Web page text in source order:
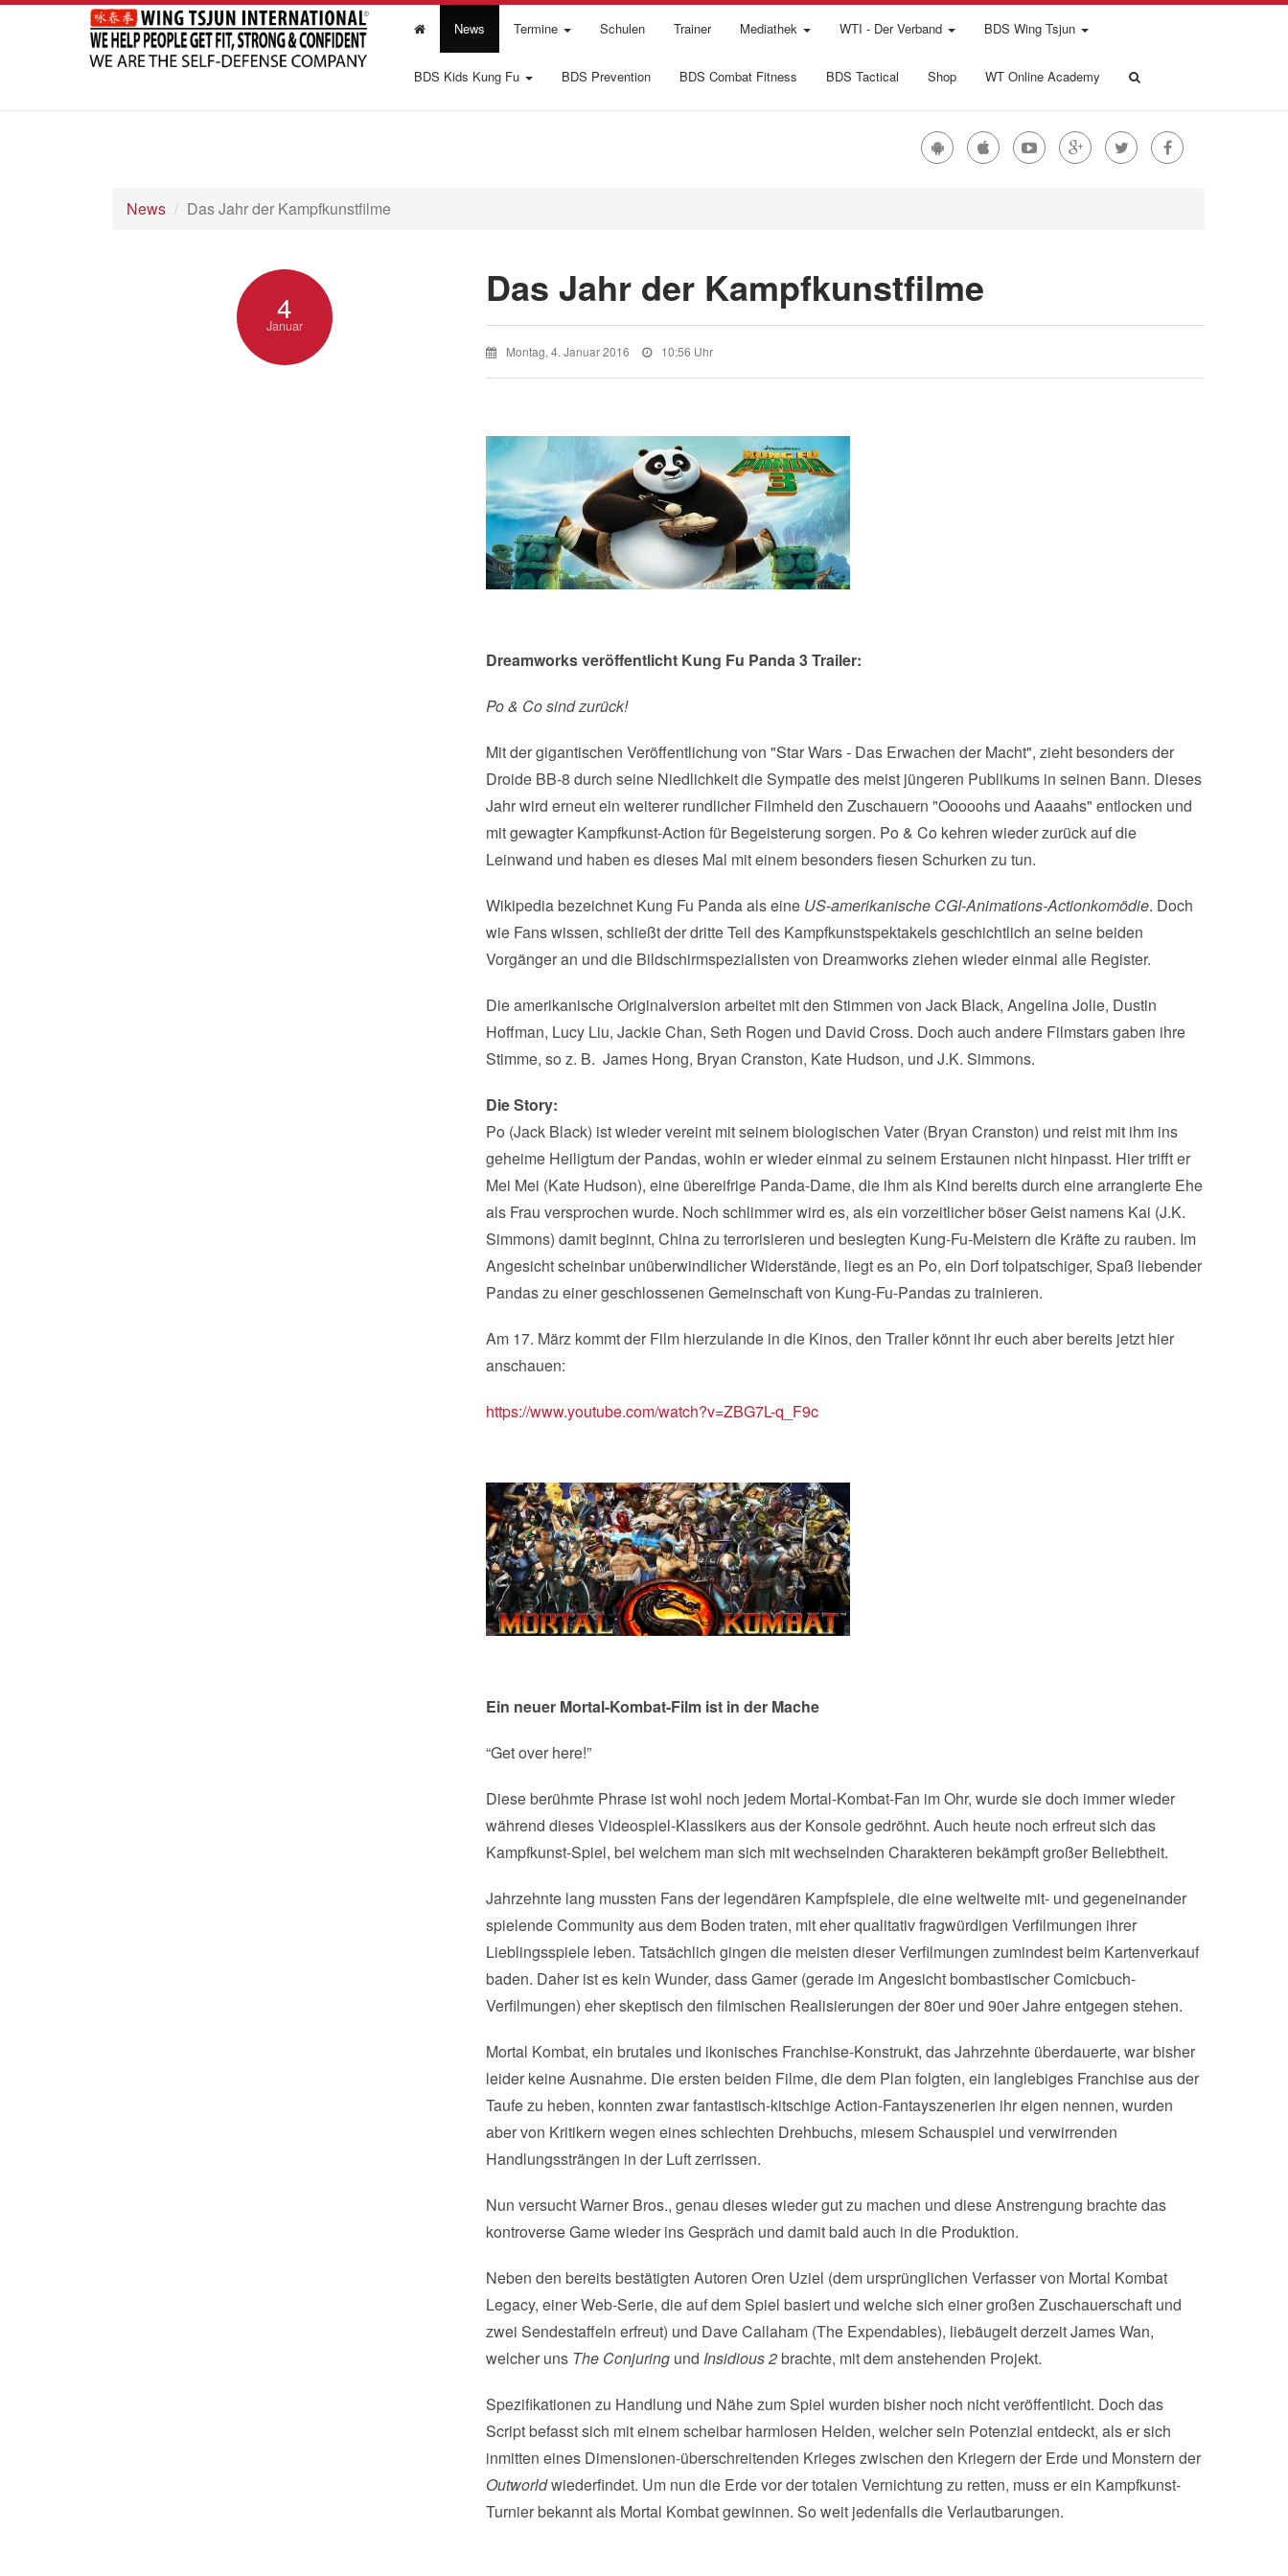
News Termine Schulen Trainer Mediathek WTI - Der Verband BDS Wing Tsjun
BDS Kids Kung Fu BDS Prevention BDS Combat Fitness BDS Tactical Shop WT Online Academy
News Das Jahr der Kampfkunstfilme
4
Januar
Das Jahr der Kampfkunstfilme
Montag, 4. Januar 2016 10:56 Uhr
Dreamworks veröffentlicht Kung Fu Panda 3 Trailer:
Po & Co sind zurück!
Mit der gigantischen Veröffentlichung von "Star Wars - Das Erwachen der Macht", zieht besonders der
Droide BB-8 durch seine Niedlichkeit die Sympatie des meist jüngeren Publikums in seinen Bann. Dieses
Jahr wird erneut ein weiterer rundlicher Filmheld den Zuschauern "Ooooohs und Aaaahs" entlocken und
mit gewagter Kampfkunst-Action für Begeisterung sorgen. Po & Co kehren wieder zurück auf die
Leinwand und haben es dieses Mal mit einem besonders fiesen Schurken zu tun.
Wikipedia bezeichnet Kung Fu Panda als eine US-amerikanische CGI-Animations-Actionkomödie. Doch
wie Fans wissen, schließt der dritte Teil des Kampfkunstspektakels geschichtlich an seine beiden
Vorgänger an und die Bildschirmspezialisten von Dreamworks ziehen wieder einmal alle Register.
Die amerikanische Originalversion arbeitet mit den Stimmen von Jack Black, Angelina Jolie, Dustin
Hoffman, Lucy Liu, Jackie Chan, Seth Rogen und David Cross. Doch auch andere Filmstars gaben ihre
Stimme, so z. B. James Hong, Bryan Cranston, Kate Hudson, und J.K. Simmons.
Die Story:
Po (Jack Black) ist wieder vereint mit seinem biologischen Vater (Bryan Cranston) und reist mit ihm ins
geheime Heiligtum der Pandas, wohin er wieder einmal zu seinem Erstaunen nicht hinpasst. Hier trifft er
Mei Mei (Kate Hudson), eine übereifrige Panda-Dame, die ihm als Kind bereits durch eine arrangierte Ehe
als Frau versprochen wurde. Noch schlimmer wird es, als ein vorzeitlicher böser Geist namens Kai (J.K.
Simmons) damit beginnt, China zu terrorisieren und besiegten Kung-Fu-Meistern die Kräfte zu rauben. Im
Angesicht scheinbar unüberwindlicher Widerstände, liegt es an Po, ein Dorf tolpatschiger, Spaß liebender
Pandas zu einer geschlossenen Gemeinschaft von Kung-Fu-Pandas zu trainieren.
Am 17. März kommt der Film hierzulande in die Kinos, den Trailer könnt ihr euch aber bereits jetzt hier
anschauen:
https://www.youtube.com/watch?v=ZBG7L-q_F9c
Ein neuer Mortal-Kombat-Film ist in der Mache
“Get over here!”
Diese berühmte Phrase ist wohl noch jedem Mortal-Kombat-Fan im Ohr, wurde sie doch immer wieder
während dieses Videospiel-Klassikers aus der Konsole gedröhnt. Auch heute noch erfreut sich das
Kampfkunst-Spiel, bei welchem man sich mit wechselnden Charakteren bekämpft großer Beliebtheit.
Jahrzehnte lang mussten Fans der legendären Kampfspiele, die eine weltweite mit- und gegeneinander
spielende Community aus dem Boden traten, mit eher qualitativ fragwürdigen Verfilmungen ihrer
Lieblingsspiele leben. Tatsächlich gingen die meisten dieser Verfilmungen zumindest beim Kartenverkauf
baden. Daher ist es kein Wunder, dass Gamer (gerade im Angesicht bombastischer Comicbuch-
Verfilmungen) eher skeptisch den filmischen Realisierungen der 80er und 90er Jahre entgegen stehen.
Mortal Kombat, ein brutales und ikonisches Franchise-Konstrukt, das Jahrzehnte überdauerte, war bisher
leider keine Ausnahme. Die ersten beiden Filme, die dem Plan folgten, ein langlebiges Franchise aus der
Taufe zu heben, konnten zwar fantastisch-kitschige Action-Fantayszenerien ihr eigen nennen, wurden
aber von Kritikern wegen eines schlechten Drehbuchs, miesem Schauspiel und verwirrenden
Handlungssträngen in der Luft zerrissen.
Nun versucht Warner Bros., genau dieses wieder gut zu machen und diese Anstrengung brachte das
kontroverse Game wieder ins Gespräch und damit bald auch in die Produktion.
Neben den bereits bestätigten Autoren Oren Uziel (dem ursprünglichen Verfasser von Mortal Kombat
Legacy, einer Web-Serie, die auf dem Spiel basiert und welche sich einer großen Zuschauerschaft und
zwei Sendestaffeln erfreut) und Dave Callaham (The Expendables), liebäugelt derzeit James Wan,
welcher uns The Conjuring und Insidious 2brachte, mit dem anstehenden Projekt.
Spezifikationen zu Handlung und Nähe zum Spiel wurden bisher noch nicht veröffentlicht. Doch das
Script befasst sich mit einem scheibar harmlosen Helden, welcher sein Potenzial entdeckt, als er sich
inmitten eines Dimensionen-überschreitenden Krieges zwischen den Kriegern der Erde und Monstern der
Outworldwiederfindet. Um nun die Erde vor der totalen Vernichtung zu retten, muss er ein Kampfkunst-
Turnier bekannt als Mortal Kombat gewinnen. So weit jedenfalls die Verlautbarungen.